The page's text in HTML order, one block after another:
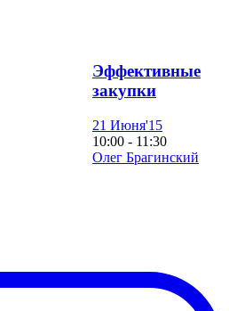
Эффективные
закупки
21 Июня'15
10:00 - 11:30
Олег Брагинский